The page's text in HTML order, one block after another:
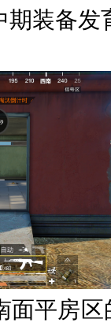
期装备发
面平房